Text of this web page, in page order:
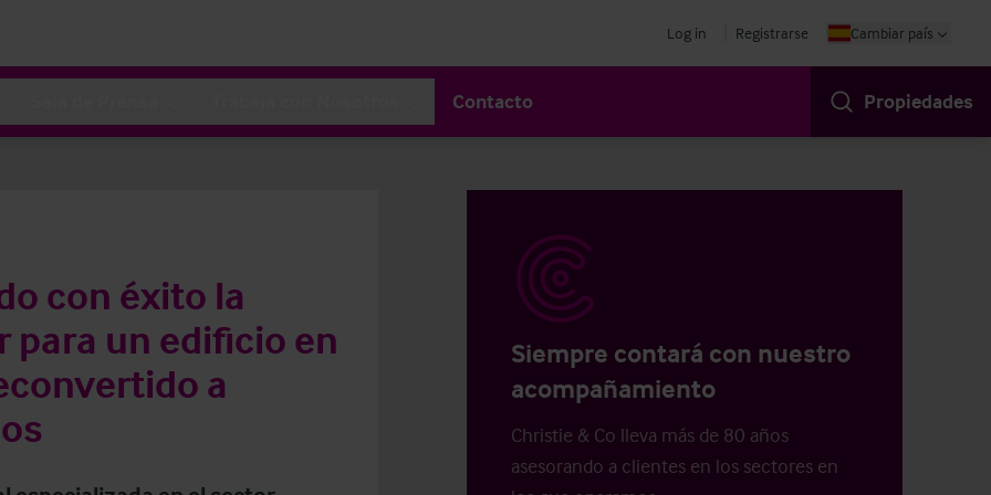
Log in Registrarse Cambiar país
Contacto Propiedades
con éxito la
para un edificio en
a
Siempre contará con nuestro
acompañamiento
Christie & Co lleva más de 80 años
asesorando a clientes en los sectores en